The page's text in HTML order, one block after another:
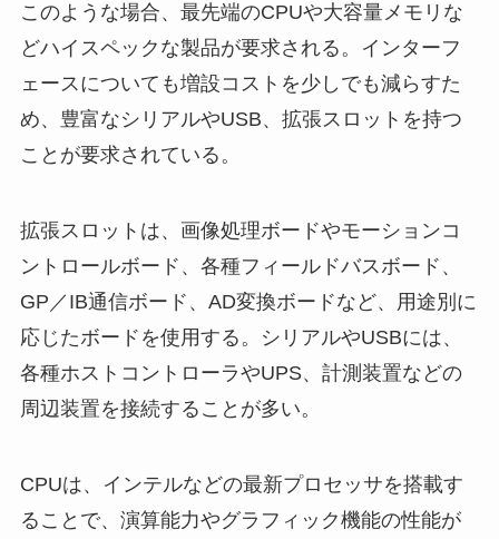
このような場合、最先端のCPUや大容量メモリな
どハイスペックな製品が要求される。インターフ
ェースについても増設コストを少しでも減らすた
め、豊富なシリアルやUSB、拡張スロットを持つ
ことが要求されている。
拡張スロットは、画像処理ボードやモーションコ
ントロールボード、各種フィールドバスボード、
GP／IB通信ボード、AD変換ボードなど、用途別に
応じたボードを使用する。シリアルやUSBには、
各種ホストコントローラやUPS、計測装置などの
周辺装置を接続することが多い。
CPUは、インテルなどの最新プロセッサを搭載す
ることで、演算能力やグラフィック機能の性能が